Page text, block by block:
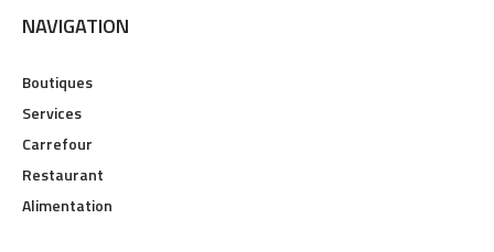
NAVIGATION
Boutiques
Services
Carrefour
Restaurant
Alimentation